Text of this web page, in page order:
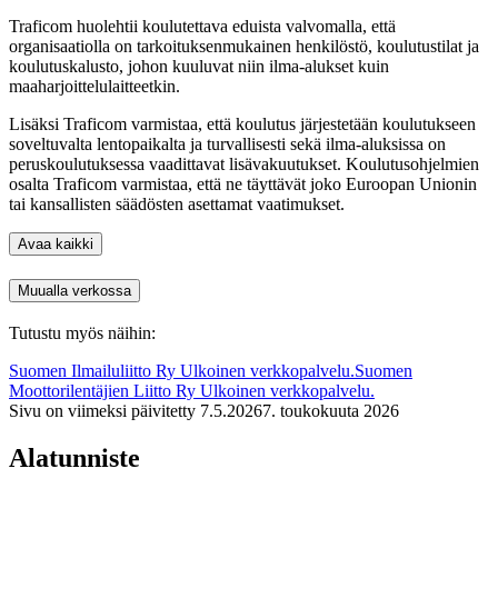
Traficom huolehtii koulutettava eduista valvomalla, että
organisaatiolla on tarkoituksenmukainen henkilöstö, koulutustilat ja
koulutuskalusto, johon kuuluvat niin ilma-alukset kuin
maaharjoittelulaitteetkin.
Lisäksi Traficom varmistaa, että koulutus järjestetään koulutukseen
soveltuvalta lentopaikalta ja turvallisesti sekä ilma-aluksissa on
peruskoulutuksessa vaadittavat lisävakuutukset. Koulutusohjelmien
osalta Traficom varmistaa, että ne täyttävät joko Euroopan Unionin
tai kansallisten säädösten asettamat vaatimukset.
Avaa kaikki
Muualla verkossa
Tutustu myös näihin:
Suomen Ilmailuliitto Ry Ulkoinen verkkopalvelu.Suomen
Moottorilentäjien Liitto Ry Ulkoinen verkkopalvelu.
Sivu on viimeksi päivitetty 7.5.20267. toukokuuta 2026
Alatunniste